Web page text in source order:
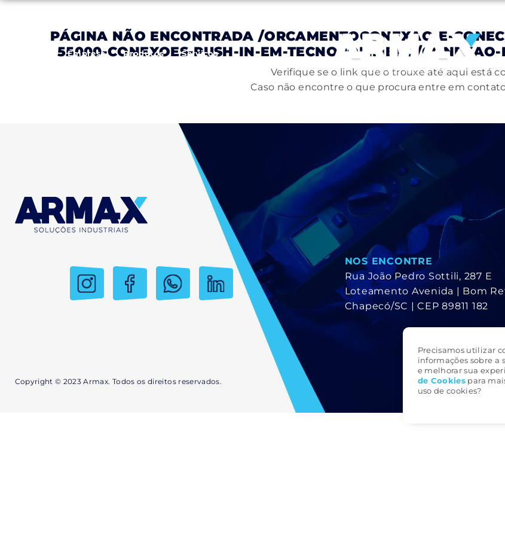
Precisamos utilizar
informações sobre a
e melhorar sua
de Cookies para
uso de cookies?
Empresa Produtos Serviços
PÁGINA NÃO ENCONTRADA/ORCAMENTOCONEXAO-E-
55000-CONEXOES-PUSH-IN-EM-TECNOPOLIMERO/
Verifique se o link que o trouxe até aqui está
Caso não encontre o que procura entre em
NOS ENCONTRE
Rua João Pedro Sottili, 287 E
Loteamento Avenida | Bom
Chapecó/SC | CEP 89811 182
Copyright © 2023 Armax. Todos os direitos reservados.